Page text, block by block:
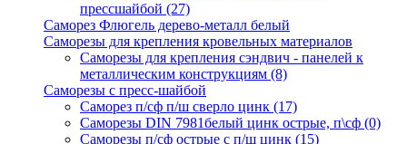
прессшайбой (27)
Саморез Флюгель дерево-металл белый
Саморезы для крепления кровельных материалов
Саморезы для крепления сэндвич - панелей к
металлическим конструкциям (8)
Саморезы с пресс-шайбой
Саморез п/сф п/ш сверло цинк (17)
Саморезы DIN 7981белый цинк острые, п\сф (0)
Саморезы п/сф острые с п/ш цинк (15)